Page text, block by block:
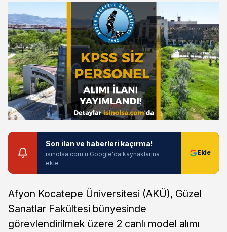
Son ilan ve haberleri kaçırma!
isinolsa.com'u Google'da kaynaklarına
ekle
Afyon Kocatepe Üniversitesi (AKÜ), Güzel
Sanatlar Fakültesi bünyesinde
görevlendirilmek üzere 2 canlı model alımı